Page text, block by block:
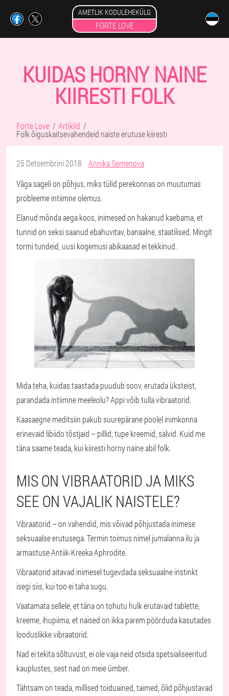
AMETLIK KODULEHEKÜLG
FORTE LOVE
KUIDAS HORNY NAINE
KIIRESTI FOLK
Forte Love Artiklid
Folk õiguskaitsevahendeid naiste erutuse kiiresti
25 Detsembrini 2018
Annika Semenova
Väga sageli on põhjus, miks tülid perekonnas on muutumas
probleeme intiimne olemus.
Elanud mõnda aega koos, inimesed on hakanud kaebama, et
tunnid on seksi saanud ebahuvitav, banaalne, staatilised. Mingit
tormi tundeid, uusi kogemusi abikaasad ei tekkinud.
Mida teha, kuidas taastada puudub soov, erutada üksteist,
parandada intiimne meeleolu? Appi võib tulla vibraatorid.
Kaasaegne meditsiin pakub suurepärane poolel inimkonna
erinevaid libiido tõstjaid – pillid, tupe kreemid, salvid. Kuid me
täna saame teada, kui kiiresti horny naine abil folk.
MIS ON VIBRAATORID JA MIKS
SEE ON VAJALIK NAISTELE?
Vibraatorid – on vahendid, mis võivad põhjustada inimese
seksuaalse erutusega. Termin toimus nimel jumalanna ilu ja
armastuse Antiik-Kreeka Aphrodite.
Vibraatorid aitavad inimesel tugevdada seksuaalne instinkt
isegi siis, kui too ei taha sugu.
Vaatamata sellele, et täna on tohutu hulk erutavaid tablette,
kreeme, ihupiima, et naised on ikka parem pöörduda kasutades
looduslikke vibraatorid.
Nad ei tekita sõltuvust, ei ole vaja neid otsida spetsialiseeritud
kauplustes, sest nad on meie ümber.
Tähtsam on teada, millised toiduained, taimed, õlid põhjustavad